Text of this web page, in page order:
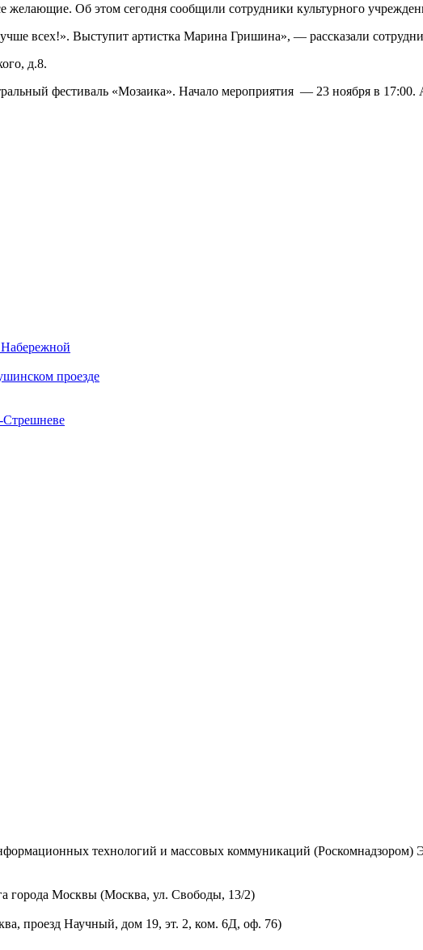
Об этом сегодня сообщили сотрудники культурного
всех!». Выступит артистка Марина Гришина», — рассказали
д.8.
фестиваль «Мозаика». Начало мероприятия — 23 ноября в
Набережной
проезде
Стрешневе
технологий и массовых коммуникаций
города Москвы (Москва, ул. Свободы, 13/2)
проезд Научный, дом 19, эт. 2, ком. 6Д, оф. 76)